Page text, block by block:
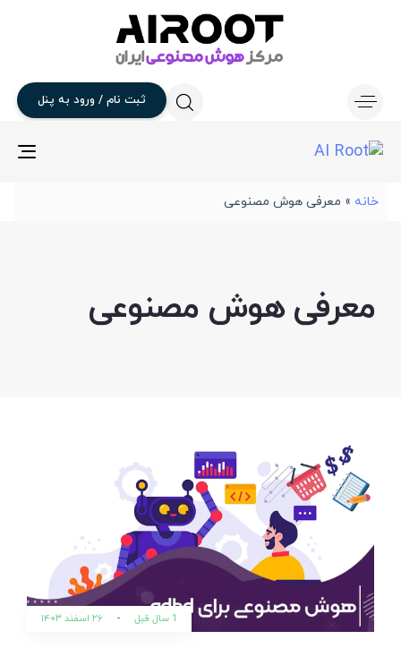
ثبت نام / ورود به پنل
خانه » معرفی هوش مصنوعی
معرفی هوش مصنوعی
1 سال قبل - ۲۶ اسفند ۱۴۰۳